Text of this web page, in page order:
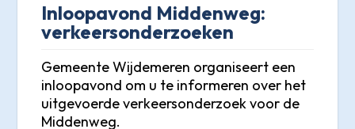
Inloopavond Middenweg:
verkeersonderzoeken
Gemeente Wijdemeren organiseert een
inloopavond om u te informeren over het
uitgevoerde verkeersonderzoek voor de
Middenweg.